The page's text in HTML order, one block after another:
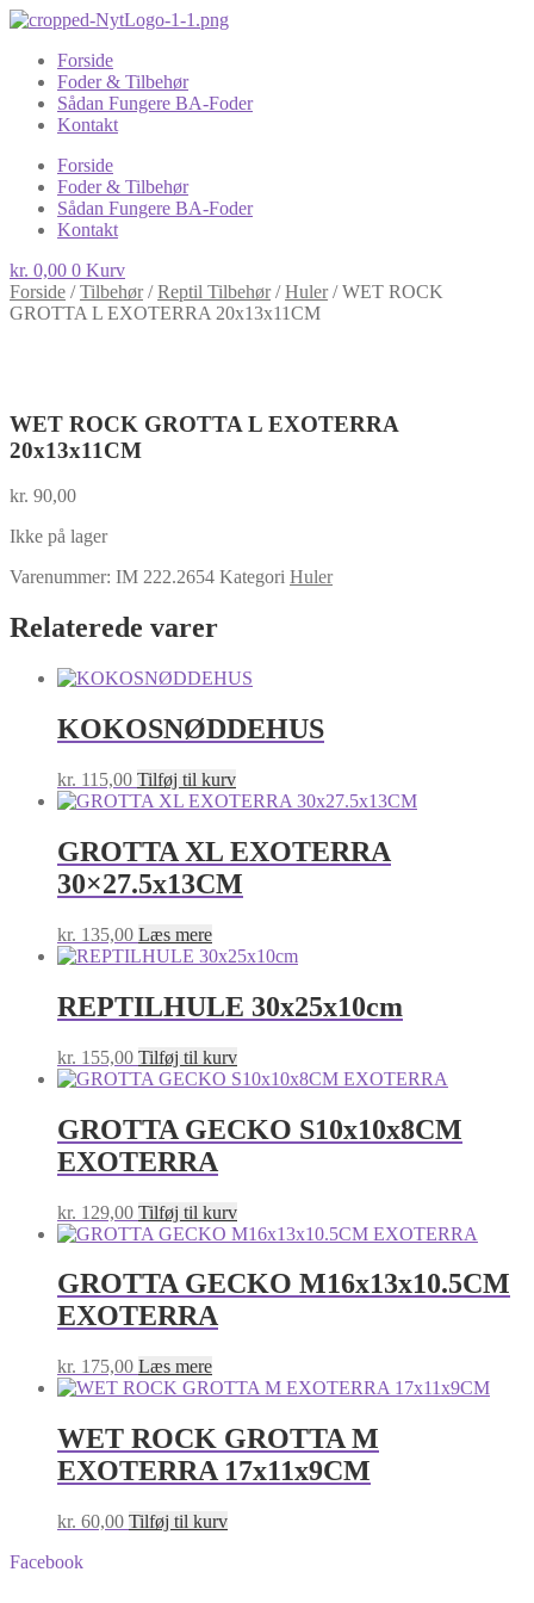
Forside
Foder & Tilbehør
Sådan Fungere BA-Foder
Kontakt
Forside
Foder & Tilbehør
Sådan Fungere BA-Foder
Kontakt
kr. 0,00 0 Kurv
Forside /Tilbehør/Reptil Tilbehør/Huler/WET ROCK
GROTTA L EXOTERRA 20x13x11CM
WET ROCK GROTTA L EXOTERRA
20x13x11CM
kr. 90,00
Ikke på lager
Varenummer: IM 222.2654 Kategori Huler
Relaterede varer
KOKOSNØDDEHUS
kr. 115,00 Tilføj til kurv
GROTTA XL EXOTERRA
30×27.5x13CM
kr. 135,00 Læs mere
REPTILHULE 30x25x10cm
kr. 155,00 Tilføj til kurv
GROTTA GECKO S10x10x8CM
EXOTERRA
kr. 129,00 Tilføj til kurv
GROTTA GECKO M16x13x10.5CM
EXOTERRA
kr. 175,00 Læs mere
WET ROCK GROTTA M
EXOTERRA 17x11x9CM
kr. 60,00 Tilføj til kurv
Facebook